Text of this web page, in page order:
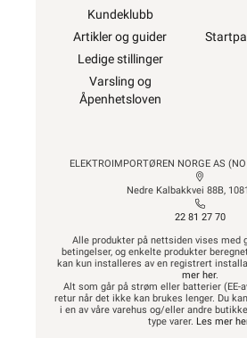
Kundeklubb
Artikler og guider
Ledige stillinger
Varsling og
Åpenhetsloven
ELEKTROIMPORTØREN NORGE AS
Nedre Kalbakkvei 88B,
22 81 27 70
Alle produkter på nettsiden vises med
betingelser, og enkelte produkter
kan kun installeres av en registrert
mer her.
Alt som går på strøm eller batterier (EE-
retur når det ikke kan brukes lenger. Du
i en av våre varehus og/eller andre
type varer. Les mer